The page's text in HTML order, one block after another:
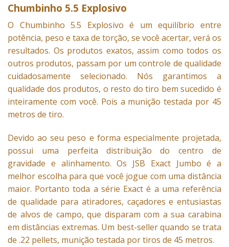
Chumbinho 5.5 Explosivo
O Chumbinho 5.5 Explosivo é um equilíbrio entre
potência, peso e taxa de torção, se você acertar, verá os
resultados. Os produtos exatos, assim como todos os
outros produtos, passam por um controle de qualidade
cuidadosamente selecionado. Nós garantimos a
qualidade dos produtos, o resto do tiro bem sucedido é
inteiramente com você. Pois a munição testada por 45
metros de tiro.
Devido ao seu peso e forma especialmente projetada,
possui uma perfeita distribuição do centro de
gravidade e alinhamento. Os JSB Exact Jumbo é a
melhor escolha para que você jogue com uma distância
maior. Portanto toda a série Exact é a uma referência
de qualidade para atiradores, caçadores e entusiastas
de alvos de campo, que disparam com a sua carabina
em distâncias extremas. Um best-seller quando se trata
de .22 pellets, munição testada por tiros de 45 metros.